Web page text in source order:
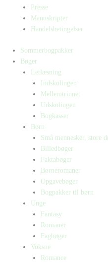
Presse
Manuskripter
Handelsbetingelser
Sommerbogpakker
Bøger
Letlæsning
Indskolingen
Mellemtrinnet
Udskolingen
Bogkasser
Børn
Små mennesker, store
Billedbøger
Faktabøger
Børneromaner
Opgavebøger
Bogpakker til børn
Unge
Fantasy
Romaner
Fagbøger
Voksne
Romance